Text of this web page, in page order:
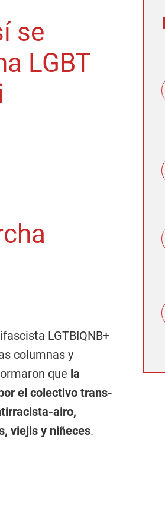
se
LGBT
LGTBIQNB+
columnas y
que la
el colectivo trans-
airo,
viejis y niñeces.